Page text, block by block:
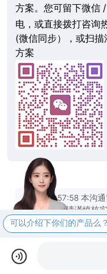
方案。您可留下微信
电，或直接拨打咨询
(微信同步），或扫
方案
今天 09:57:58 本沟
道，交谈时请谨慎核
手机验证码等威胁财
描来历不明的二维码
可以介绍下你们的产品么？